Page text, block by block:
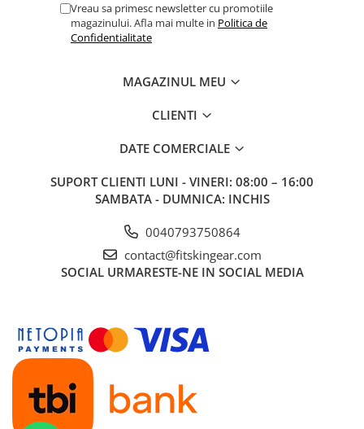
Vreau sa primesc newsletter cu promotiile
magazinului. Afla mai multe in Politica de
Confidentialitate
MAGAZINUL MEU
CLIENTI
DATE COMERCIALE
SUPORT CLIENTI LUNI - VINERI: 08:00 – 16:00
SAMBATA - DUMNICA: INCHIS
0040793750864
contact@fitskingear.com
SOCIAL URMARESTE-NE IN SOCIAL MEDIA